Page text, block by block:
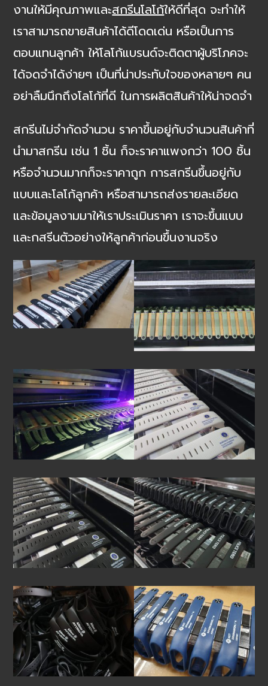
งานให้มีคุณภาพและสกรีนโลโก้ให้ดีที่สุด จะทำให้
เราสามารถขายสินค้าได้ดีโดดเด่น หรือเป็นการ
ตอบแทนลูกค้า ให้โลโก้แบรนด์จะติดตาผู้บริโภคจะ
ได้จดจำได้ง่ายๆ เป็นที่น่าประทับใจของหลายๆ คน
อย่าลืมนึกถึงโลโก้ที่ดี ในการผลิตสินค้าให้น่าจดจำ
สกรีนไม่จำกัดจำนวน ราคาขึ้นอยู่กับจำนวนสินค้าที่
นำมาสกรีน เช่น 1 ชิ้น ก็จะราคาแพงกว่า 100 ชิ้น
หรือจำนวนมากก็จะราคาถูก การสกรีนขึ้นอยู่กับ
แบบและโลโก้ลูกค้า หรือสามารถส่งรายละเอียด
และข้อมูลงามมาให้เราประเมินราคา เราจะขึ้นแบบ
และกสรีนตัวอย่างให้ลูกค้าก่อนขึ้นงานจริง